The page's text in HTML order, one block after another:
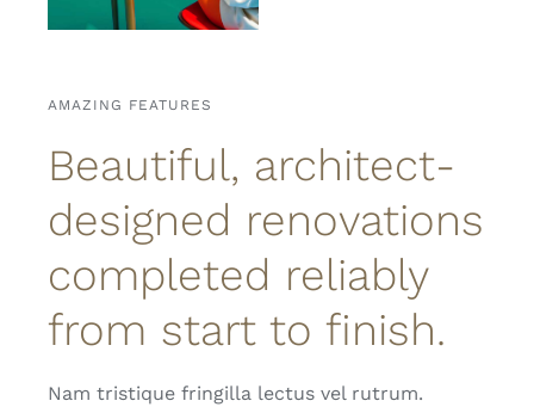
AMAZING FEATURES
Beautiful, architect-
designed renovations
completed reliably
from start to finish.
Nam tristique fringilla lectus vel rutrum.